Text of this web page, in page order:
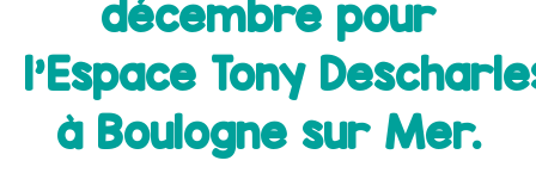
décembre pour
l’Espace Tony
à Boulogne sur Mer.